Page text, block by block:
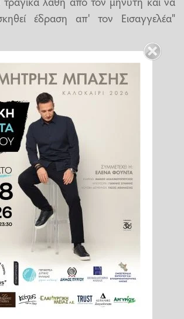
έδραση απ' τον Εισαγγελέα"
ΚΟΡΟΒΕΣΗΣ